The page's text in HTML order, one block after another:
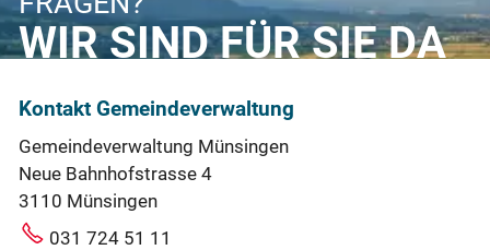
WIR SIND FÜR SIE DA
Kontakt Gemeindeverwaltung
Gemeindeverwaltung Münsingen
Neue Bahnhofstrasse 4
3110 Münsingen
031 724 51 11